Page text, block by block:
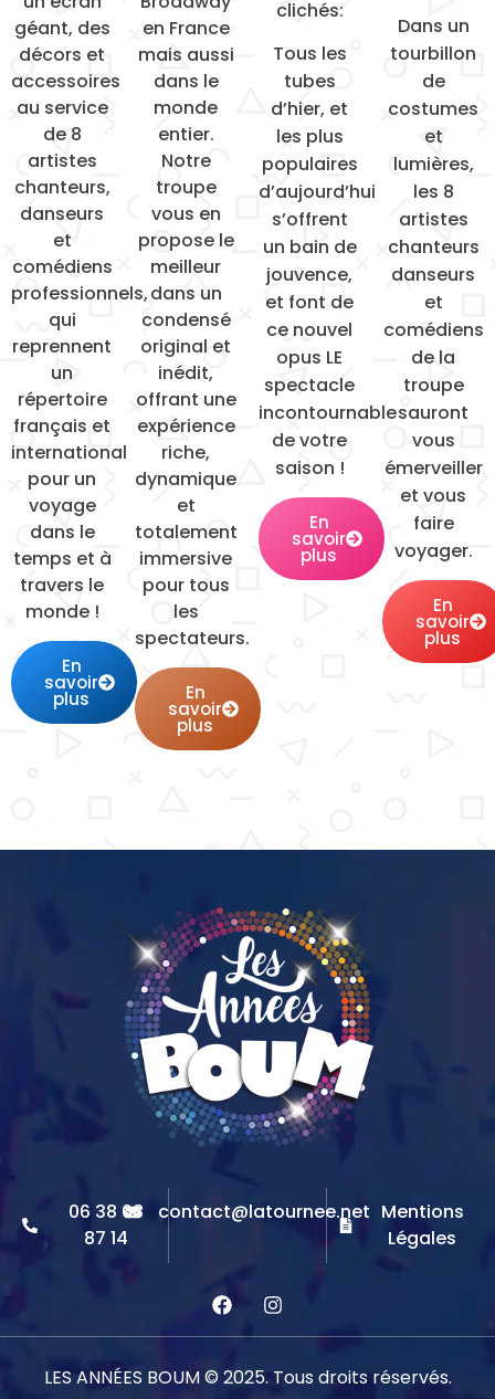
géant, des
décors et
accessoires
au service
de 8
artistes
chanteurs,
danseurs
et
comédiens
professionnels,
qui
reprennent
un
répertoire
français et
international
pour un
voyage
dans le
temps et à
travers le
monde !
En
savoir
plus
en France
mais aussi
dans le
monde
entier.
Notre
troupe
vous en
propose le
meilleur
dans un
condensé
original et
inédit,
offrant une
expérience
riche,
dynamique
et
totalement
immersive
pour tous
les
spectateurs.
En
savoir
plus
clichés:
Tous les
tubes
d’hier, et
les plus
populaires
d’aujourd’hui
s’offrent
un bain de
jouvence,
et font de
ce nouvel
opus LE
spectacle
incontournable
de votre
saison !
En
savoir
plus
Dans un
tourbillon
de
costumes
et
lumières,
les 8
artistes
chanteurs
danseurs
et
comédiens
de la
troupe
sauront
vous
émerveiller
et vous
faire
voyager.
En
savoir
plus
06 38 68
87 14
contact@latournee.net Mentions
Légales
LES ANNÉES BOUM © 2025. Tous droits réservés.